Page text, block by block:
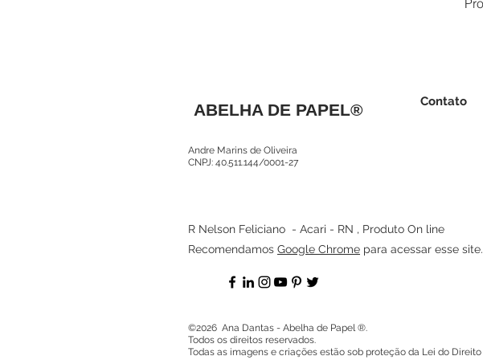
ABELHA DE PAPEL® Contato
Andre Marins de Oliveira
CNPJ: 40.511.144/0001-27
R Nelson Feliciano - Acari - RN , Produto On line
Recomendamos Google Chrome para acessar esse site.
©2026 Ana Dantas - Abelha de Papel ®.
Todos os direitos reservados.
Todas as imagens e criações estão sob proteção da Lei do